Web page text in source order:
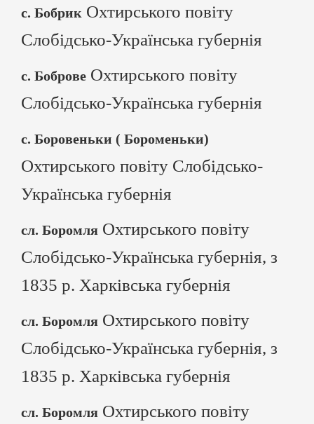
с. Бобрик Охтирського повіту
Слобідсько-Українська губернія
с. Боброве Охтирського повіту
Слобідсько-Українська губернія
с. Боровеньки ( Бороменьки)
Охтирського повіту Слобідсько-
Українська губернія
сл. Боромля Охтирського повіту
Слобідсько-Українська губернія, з
1835 р. Харківська губернія
сл. Боромля Охтирського повіту
Слобідсько-Українська губернія, з
1835 р. Харківська губернія
сл. Боромля Охтирського повіту